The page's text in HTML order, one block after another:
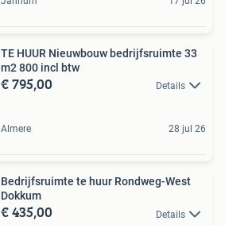
TE HUUR Nieuwbouw bedrijfsruimte 33
m2 800 incl btw
€ 795,00 Details
Almere 28 jul 26
Bedrijfsruimte te huur Rondweg-West
Dokkum
€ 435,00 Details